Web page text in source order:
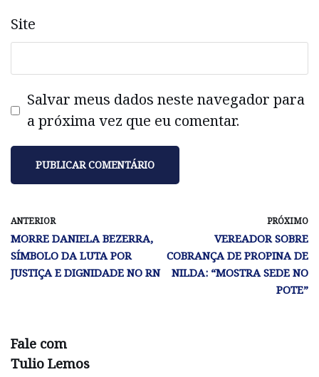
Site
Salvar meus dados neste navegador para
a próxima vez que eu comentar.
ANTERIOR
MORRE DANIELA BEZERRA,
SÍMBOLO DA LUTA POR
JUSTIÇA E DIGNIDADE NO RN
PRÓXIMO
VEREADOR SOBRE
COBRANÇA DE PROPINA DE
NILDA: “MOSTRA SEDE NO
POTE”
Fale com
Tulio Lemos